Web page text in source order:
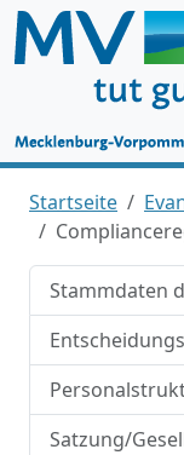
Startseite
Stammdaten
Satzung/